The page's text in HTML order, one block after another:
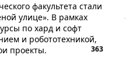
факультета стали
улице». В рамках
по хард и софт
и робототехникой,
проекты.
363